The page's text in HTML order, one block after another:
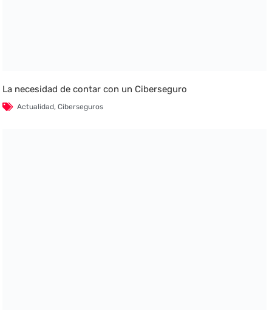
La necesidad de contar con un Ciberseguro
Actualidad,Ciberseguros